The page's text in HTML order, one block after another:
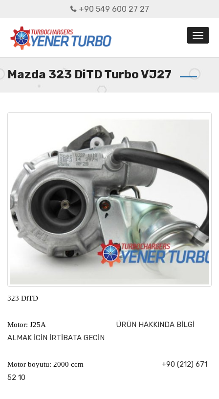
+90 549 600 27 27
Mazda 323 DiTD Turbo VJ27
323 DiTD
Motor: J25A ÜRÜN HAKKINDA BİLGİ
ALMAK İCİN İRTİBATA GECİN
Motor boyutu: 2000 ccm +90 (212) 671
52 10